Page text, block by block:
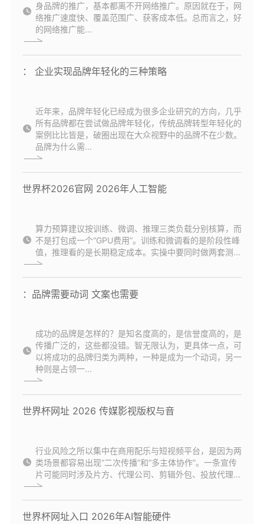
身品牌的推广，基本都离不开网络推广。原因就在于，网
络推广速度快、覆盖范围广、获客成本低。总而言之，好
的网络推广能...
： 企业实现品牌年轻化的三种策略
近年来，品牌年轻化已经成为很多企业研究的方向，几乎
所有品牌都在尝试做品牌年轻化，传统品牌转型年轻化的
案例比比皆是，破圈出现在大众视野中的品牌不在少数。
品牌为什么需...
世界杯2026官网 2026年人工智能
算力预算建议按训练、微调、推理三类负载分别核算，而
不是打包成一个“GPU费用”。训练和微调看的是阶段性峰
值，推理看的是长期稳定成本。实操中要同时做两套测...
：品牌需要动词 文案也需要
成功的品牌是怎样的？是知名度高的，是信誉度高的，是
传播广泛的，这些都没错。智无限认为，更具体一点，可
以将成功的品牌归类为两种，一种是成为一个动词，另一
种则是占领一...
世界杯网址 2026 传媒影视版权与音
行业风险之所以集中在商用配乐与短视频平台，是因为两
类场景都容易出现“二次传播”和“多主体协作”。一条宣传
片可能同时涉及片方、代理公司、剪辑外包、投放代理...
世界杯网址入口 2026年AI智能硬件